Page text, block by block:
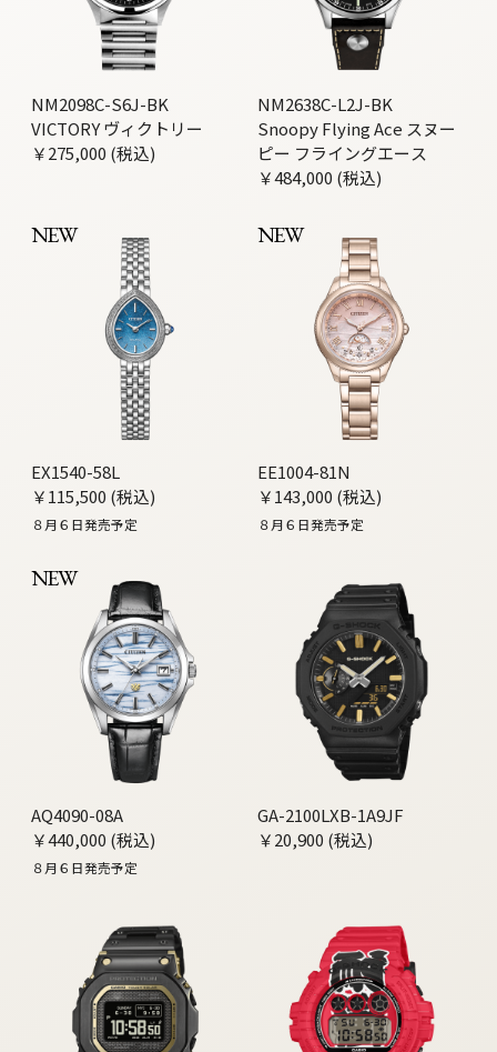
NM2098C-S6J-BK
VICTORY ヴィクトリー
￥275,000 (税込)
NM2638C-L2J-BK
Snoopy Flying Ace スヌー
ピー フライングエース
￥484,000 (税込)
NEW
EX1540-58L
￥115,500 (税込)
８月６日発売予定
NEW
EE1004-81N
￥143,000 (税込)
８月６日発売予定
NEW
AQ4090-08A
￥440,000 (税込)
８月６日発売予定
GA-2100LXB-1A9JF
￥20,900 (税込)